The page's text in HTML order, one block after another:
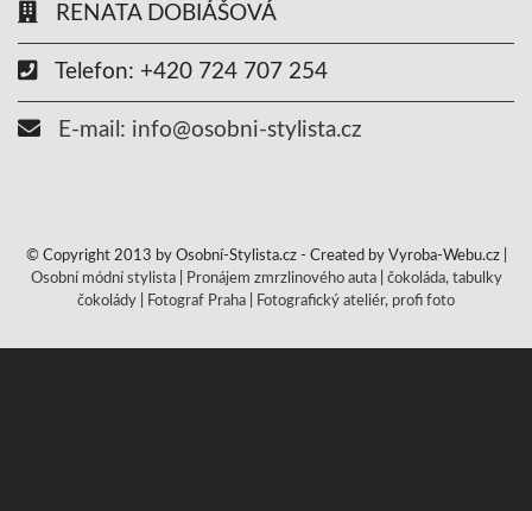
RENATA DOBIÁŠOVÁ
Telefon: +420 724 707 254
E-mail: info@osobni-stylista.cz
© Copyright 2013 by Osobní-Stylista.cz - Created by Vyroba-Webu.cz |
Osobní módní stylista| Pronájem zmrzlinového auta| čokoláda, tabulky
čokolády
Fotograf Praha Fotografický ateliér, profi foto